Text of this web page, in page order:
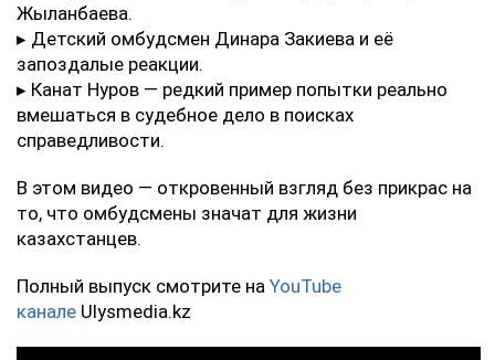
Жыланбаева.
▸ Детский омбудсмен Динара Закиева и её
запоздалые реакции.
▸ Канат Нуров — редкий пример попытки реально
вмешаться в судебное дело в поисках
справедливости.
В этом видео — откровенный взгляд без прикрас на
то, что омбудсмены значат для жизни
казахстанцев.
Полный выпуск смотрите на YouTube
канале Ulysmedia.kz